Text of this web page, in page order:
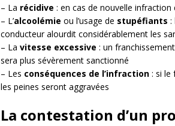
– La récidive : en cas de nouvelle infraction
– L’alcoolémie ou l’usage de stupéfiants :
conducteur alourdit considérablement les
– La vitesse excessive : un
sera plus sévèrement sanctionné
– Les conséquences de l’infraction : si le
les peines seront aggravées
La contestation d’un